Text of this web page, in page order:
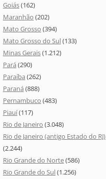
Goiás(162)
Maranhão (202)
Mato Grosso (394)
Mato Grosso do Sul(133)
Minas Gerais(1.212)
Pará (290)
Paraíba (262)
Paraná (888)
Pernambuco (483)
Piauí(117)
Rio de Janeiro (3.048)
Rio de Janeiro (antigo Estado do RJ)
(2.244)
Rio Grande do Norte(586)
Rio Grande do Sul(1.256)